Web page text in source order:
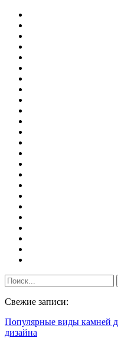
Свежие записи:
Популярные виды камней
дизайна